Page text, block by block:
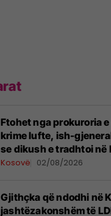
Ftohet nga prokuroria
krime lufte, ish-
se dikush e tradhtoi në
Kosovë 02/08/2026
Gjithçka që ndodhi në
jashtëzakonshëm të